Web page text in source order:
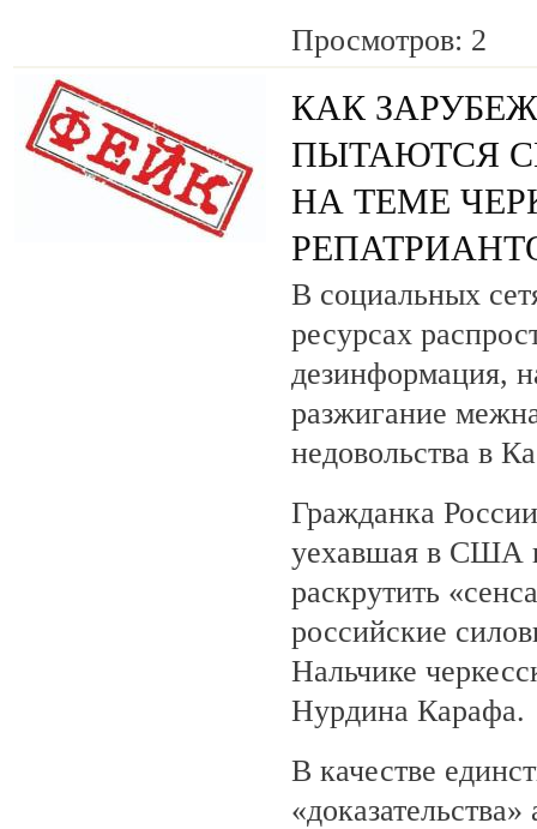
Просмотров: 2
КАК
ПЫТАЮТСЯ
НА ТЕМЕ
В социальных
ресурсах
дезинформация,
разжигание
недовольства в
Гражданка
уехавшая в США
раскрутить
российские
Нальчике
Нурдина Карафа.
В качестве